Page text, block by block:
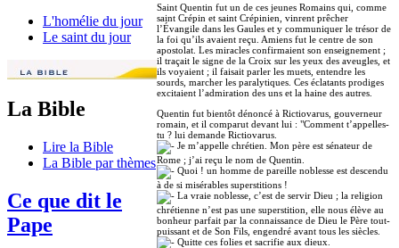
L'homélie du jour
Le saint du jour
La Bible
Lire la Bible
La Bible par thèmes
Ce que dit le
Pape
Saint Quentin fut un de ces jeunes Romains qui, comme
saint Crépin et saint Crépinien, vinrent prêcher
l’Évangile dans les Gaules et y communiquer le trésor de
la foi qu’ils avaient reçu. Amiens fut le centre de son
apostolat. Les miracles confirmaient son enseignement ;
il traçait le signe de la Croix sur les yeux des aveugles, et
ils voyaient ; il faisait parler les muets, entendre les
sourds, marcher les paralytiques. Ces éclatants prodiges
excitaient l’admiration des uns et la haine des autres.
Quentin fut bientôt dénoncé à Rictiovarus, gouverneur
romain, et il comparut devant lui : "Comment t’appelles-
tu ? lui demande Rictiovarus.
Je m’appelle chrétien. Mon père est sénateur de
Rome ; j’ai reçu le nom de Quentin.
Quoi ! un homme de pareille noblesse est descendu
à de si misérables superstitions !
La vraie noblesse, c’est de servir Dieu ; la religion
chrétienne n’est pas une superstition, elle nous élève au
bonheur parfait par la connaissance de Dieu le Père tout-
puissant et de Son Fils, engendré avant tous les siècles.
Quitte ces folies et sacrifie aux dieux.